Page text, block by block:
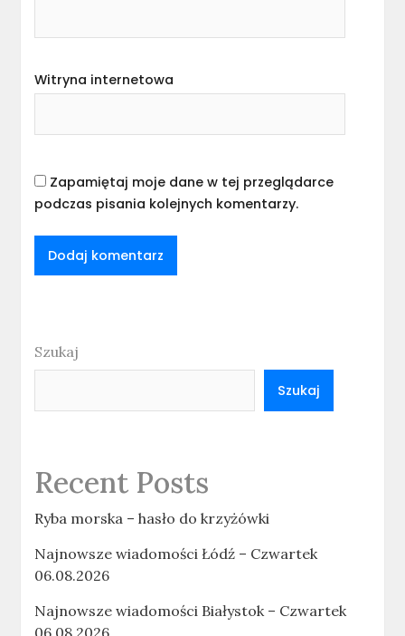
Witryna internetowa
Zapamiętaj moje dane w tej przeglądarce
podczas pisania kolejnych komentarzy.
Szukaj
Szukaj
Recent Posts
Ryba morska – hasło do krzyżówki
Najnowsze wiadomości Łódź – Czwartek
06.08.2026
Najnowsze wiadomości Białystok – Czwartek